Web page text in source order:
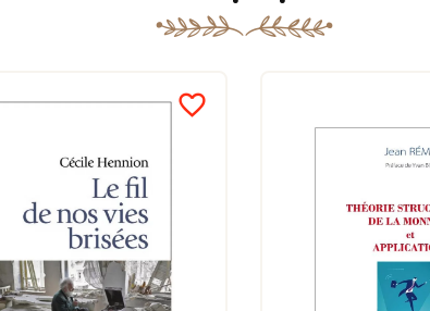
favorite_border